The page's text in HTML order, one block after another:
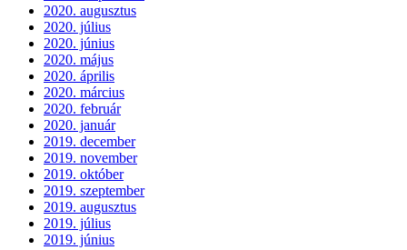
2020. augusztus
2020. július
2020. június
2020. május
2020. április
2020. március
2020. február
2020. január
2019. december
2019. november
2019. október
2019. szeptember
2019. augusztus
2019. július
2019. június